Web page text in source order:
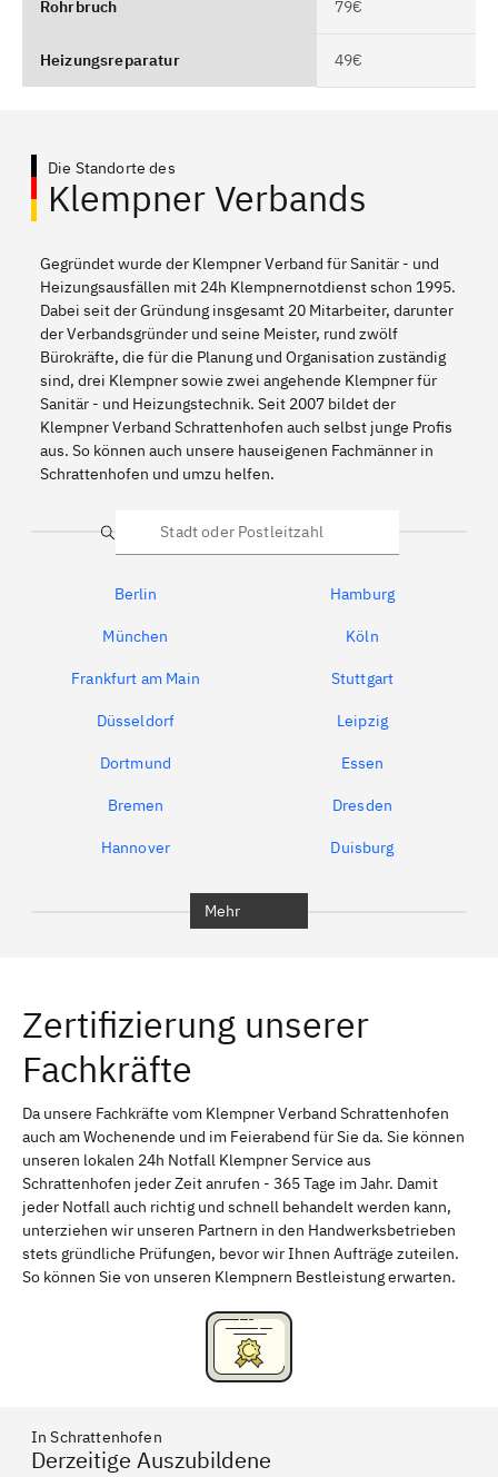
Rohrbruch 79€
Heizungsreparatur 49€
Die Standorte des
Klempner Verbands
Gegründet wurde der Klempner Verband für Sanitär - und
Heizungsausfällen mit 24h Klempnernotdienst schon 1995.
Dabei seit der Gründung insgesamt 20 Mitarbeiter, darunter
der Verbandsgründer und seine Meister, rund zwölf
Bürokräfte, die für die Planung und Organisation zuständig
sind, drei Klempner sowie zwei angehende Klempner für
Sanitär - und Heizungstechnik. Seit 2007 bildet der
Klempner Verband Schrattenhofen auch selbst junge Profis
aus. So können auch unsere hauseigenen Fachmänner in
Schrattenhofen und umzu helfen.
Suche
Berlin Hamburg
München Köln
Frankfurt am Main Stuttgart
Düsseldorf Leipzig
Dortmund Essen
Bremen Dresden
Hannover Duisburg
Erlangen Bamberg
Bayreuth
Schweinfurt Passau
Freising Rudelsdorf, Mittelfranken
Mehr
Zertifizierung unserer
Fachkräfte
Da unsere Fachkräfte vom Klempner Verband Schrattenhofen
auch am Wochenende und im Feierabend für Sie da. Sie können
unseren lokalen 24h Notfall Klempner Service aus
Schrattenhofen jeder Zeit anrufen - 365 Tage im Jahr. Damit
jeder Notfall auch richtig und schnell behandelt werden kann,
unterziehen wir unseren Partnern in den Handwerksbetrieben
stets gründliche Prüfungen, bevor wir Ihnen Aufträge zuteilen.
So können Sie von unseren Klempnern Bestleistung erwarten.
In Schrattenhofen
Derzeitige Auszubildene